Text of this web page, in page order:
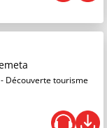
Découverte tourisme